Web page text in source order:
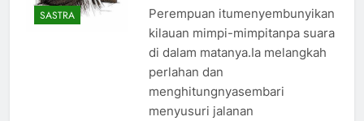
SASTRA
Perempuan itumenyembunyikan
kilauan mimpi-mimpitanpa suara
di dalam matanya.Ia melangkah
perlahan dan
menghitungnyasembari
menyusuri jalanan